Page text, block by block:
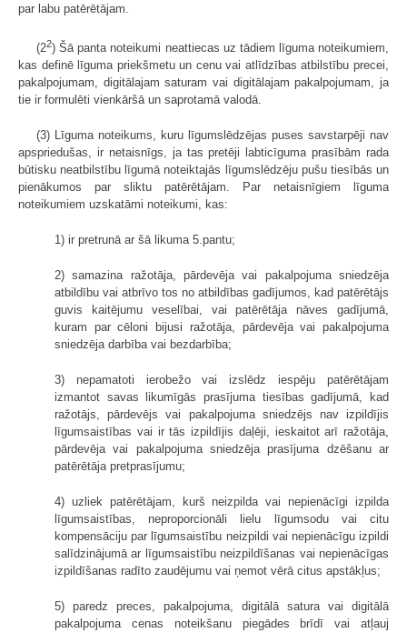
par labu patērētājam.
(22) Šā panta noteikumi neattiecas uz tādiem līguma noteikumiem,
kas definē līguma priekšmetu un cenu vai atlīdzības atbilstību precei,
pakalpojumam, digitālajam saturam vai digitālajam pakalpojumam, ja
tie ir formulēti vienkāršā un saprotamā valodā.
(3) Līguma noteikums, kuru līgumslēdzējas puses savstarpēji nav
apspriedušas, ir netaisnīgs, ja tas pretēji labticīguma prasībām rada
būtisku neatbilstību līgumā noteiktajās līgumslēdzēju pušu tiesībās un
pienākumos par sliktu patērētājam. Par netaisnīgiem līguma
noteikumiem uzskatāmi noteikumi, kas:
1) ir pretrunā ar šā likuma 5.pantu;
2) samazina ražotāja, pārdevēja vai pakalpojuma sniedzēja
atbildību vai atbrīvo tos no atbildības gadījumos, kad patērētājs
guvis kaitējumu veselībai, vai patērētāja nāves gadījumā,
kuram par cēloni bijusi ražotāja, pārdevēja vai pakalpojuma
sniedzēja darbība vai bezdarbība;
3) nepamatoti ierobežo vai izslēdz iespēju patērētājam
izmantot savas likumīgās prasījuma tiesības gadījumā, kad
ražotājs, pārdevējs vai pakalpojuma sniedzējs nav izpildījis
līgumsaistības vai ir tās izpildījis daļēji, ieskaitot arī ražotāja,
pārdevēja vai pakalpojuma sniedzēja prasījuma dzēšanu ar
patērētāja pretprasījumu;
4) uzliek patērētājam, kurš neizpilda vai nepienācīgi izpilda
līgumsaistības, neproporcionāli lielu līgumsodu vai citu
kompensāciju par līgumsaistību neizpildi vai nepienācīgu izpildi
salīdzinājumā ar līgumsaistību neizpildīšanas vai nepienācīgas
izpildīšanas radīto zaudējumu vai ņemot vērā citus apstākļus;
5) paredz preces, pakalpojuma, digitālā satura vai digitālā
pakalpojuma cenas noteikšanu piegādes brīdī vai atļauj